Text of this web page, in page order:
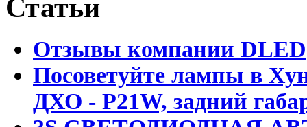
Статьи
Отзывы компании DLED
Посоветуйте лампы в
ДХО - P21W, задний